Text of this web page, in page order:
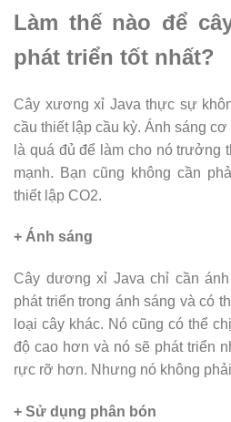
Làm thế nào để
phát triển tốt nhất?
Cây xương xỉ Java thực sự
cầu thiết lập cầu kỳ. Ánh sáng
là quá đủ để làm cho nó trưởng
mạnh. Bạn cũng không cần
thiết lập CO2.
+ Ánh sáng
Cây dương xỉ Java chỉ cần
phát triển trong ánh sáng và có
loại cây khác. Nó cũng có thể
độ cao hơn và nó sẽ phát triển
rực rỡ hơn. Nhưng nó không
+ Sử dụng phân bón